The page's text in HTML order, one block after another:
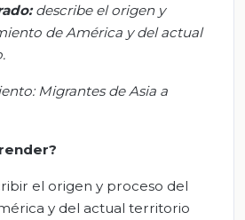
describe el origen y
de América y del actual
Migrantes de Asia a
el origen y proceso del
y del actual territorio